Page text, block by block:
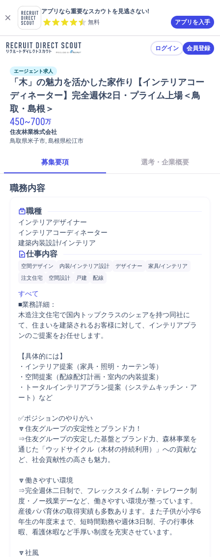
アプリなら重要なスカウトを見逃さない!
無料
アプリを入手
ログイン 会員登録
エージェント求人
「木」の魅力を活かした家作り【インテリアコー
ディネーター】完全週休2日・プライム上場＜鳥
取・島根＞
450~700万
住友林業株式会社
鳥取県米子市, 島根県松江市
募集要項 選考・企業概要
職務内容
職種
インテリアデザイナー
インテリアコーディネーター
建築内装設計/インテリア
仕事内容
空間デザイン 内装/インテリア設計 デザイナー
家具/インテリア
注文住宅
空間設計 戸建 配線
すべて
■業務詳細：
木造注文住宅で国内トップクラスのシェアを持つ同社に
て、住まいを建築されるお客様に対して、インテリアプラ
ンのご提案をお任せします。
【具体的には】
・インテリア提案（家具・照明・カーテン等）
・空間提案（配線配灯計画・室内の内装提案）
・トータルインテリアプラン提案（システムキッチン・ア
ート）など
✅ポジションのやりがい
🔽住友グループの安定性とブランド力！
⇒住友グループの安定した基盤とブランド力、森林事業を
通じた「ウッドサイクル（木材の持続利用）」への貢献な
ど、社会貢献性の高さも魅力。
🔽働きやすい環境
⇒完全週休二日制で、フレックスタイム制・テレワーク制
度・ノー残業デーなど、働きやすい環境が整っています。
産後パパ育休の取得実績も多数あります。また子供が小学6
年生の年度末まで、短時間勤務や週休3日制、子の行事休
暇、看護休暇など手厚い制度を充実させています。
🔽社風